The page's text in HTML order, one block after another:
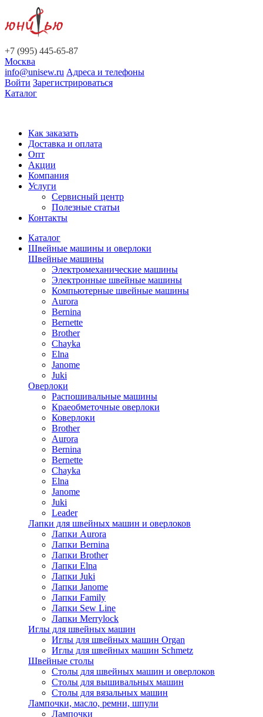
+7 (995) 445-65-87
Москва
info@unisew.ru Адреса и телефоны
Войти Зарегистрироваться
Каталог
Как заказать
Доставка и оплата
Опт
Акции
Компания
Услуги
Сервисный центр
Полезные статьи
Контакты
Каталог
Швейные машины и оверлоки
Швейные машины
Электромеханические машины
Электронные швейные машины
Компьютерные швейные машины
Aurora
Bernina
Bernette
Brother
Chayka
Elna
Janome
Juki
Оверлоки
Распошивальные машины
Краеобметочные оверлоки
Коверлоки
Brother
Aurora
Bernina
Bernette
Chayka
Elna
Janome
Juki
Leader
Лапки для швейных машин и оверлоков
Лапки Aurora
Лапки Bernina
Лапки Brother
Лапки Elna
Лапки Juki
Лапки Janome
Лапки Family
Лапки Sew Line
Лапки Merrylock
Иглы для швейных машин
Иглы для швейных машин Organ
Иглы для швейных машин Schmetz
Швейные столы
Столы для швейных машин и оверлоков
Столы для вышивальных машин
Столы для вязальных машин
Лампочки, масло, ремни, шпули
Лампочки